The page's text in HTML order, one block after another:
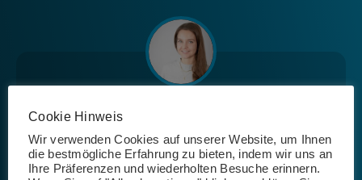
Josephin Riemer
Cookie Hinweis
Wir verwenden Cookies auf unserer Website, um Ihnen
die bestmögliche Erfahrung zu bieten, indem wir uns an
Ihre Präferenzen und wiederholten Besuche erinnern.